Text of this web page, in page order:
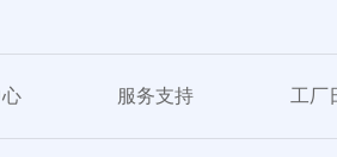
服务支持 工厂